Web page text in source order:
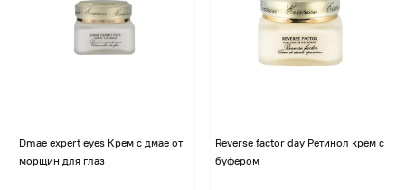
Dmae expert eyes Крем с дмае от
морщин для глаз
Reverse factor day Ретинол крем с
буфером